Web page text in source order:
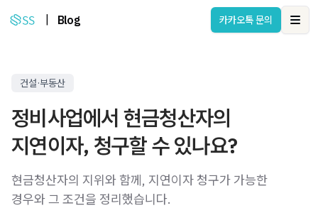
Blog 카카오톡 문의
건설·부동산
정비사업에서 현금청산자의
지연이자, 청구할 수 있나요?
현금청산자의 지위와 함께, 지연이자 청구가 가능한
경우와 그 조건을 정리했습니다.